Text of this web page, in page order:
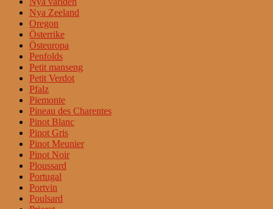
Nya Zeeland
Oregon
Österrike
Östeuropa
Penfolds
Petit manseng
Petit Verdot
Pfalz
Piemonte
Pineau des Charentes
Pinot Blanc
Pinot Gris
Pinot Meunier
Pinot Noir
Ploussard
Portugal
Portvin
Poulsard